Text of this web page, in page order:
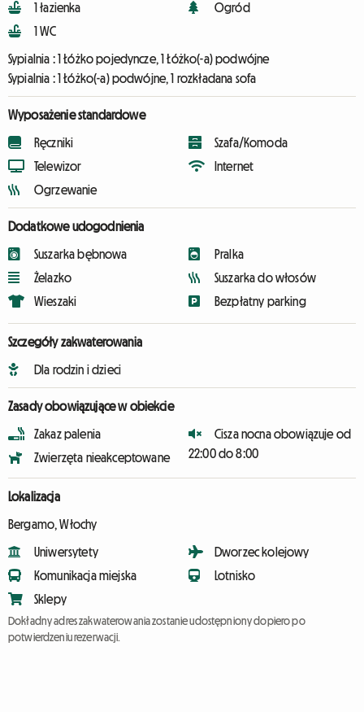
1 łazienka
1 WC
Ogród
Sypialnia :1 Łóżko pojedyncze, 1 Łóżko(-a) podwójne
Sypialnia :1 Łóżko(-a) podwójne, 1 rozkładana sofa
Wyposażenie standardowe
Ręczniki
Telewizor
Ogrzewanie
Szafa/Komoda
Internet
Dodatkowe udogodnienia
Suszarka bębnowa
Żelazko
Wieszaki
Pralka
Suszarka do włosów
Bezpłatny parking
Szczegóły zakwaterowania
Dla rodzin i dzieci
Zasady obowiązujące w obiekcie
Zakaz palenia
Zwierzęta nieakceptowane
Cisza nocna obowiązuje od
22:00 do 8:00
Lokalizacja
Bergamo, Włochy
Uniwersytety
Komunikacja miejska
Sklepy
Dworzec kolejowy
Lotnisko
Dokładny adres zakwaterowania zostanie udostępniony dopiero po
potwierdzeniu rezerwacji.